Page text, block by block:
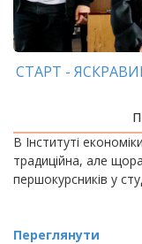
СТАРТ -
В Інституті
традиційна, але
першокурсників у
Переглянути